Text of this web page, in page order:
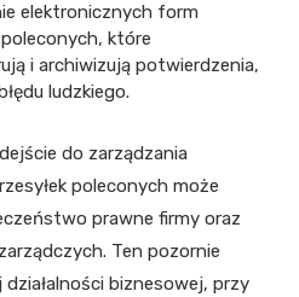
elektronicznych form
które
i archiwizują potwierdzenia,
ludzkiego.
do zarządzania
poleconych może
prawne firmy oraz
Ten pozornie
biznesowej, przy